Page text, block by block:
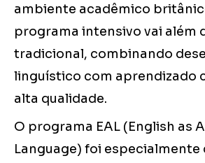
ambiente acadêmico
programa intensivo vai além
tradicional, combinando
linguístico com aprendizado
alta qualidade.
O programa EAL (English as
Language) foi especialmente